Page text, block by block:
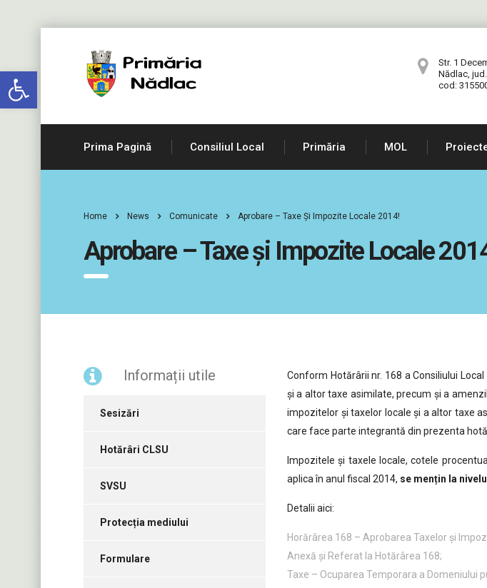
Deschide bara de unelte
Str. 1
Nădlac,
cod:
Prima Pagină Consiliul Local Primăria MOL
Home News Comunicate Aprobare – Taxe Şi Impozite Locale 2014!
Aprobare – Taxe şi Impozite Locale
Conform Hotărârii nr. 168 a Consiliului
şi a altor taxe asimilate, precum şi a
impozitelor şi taxelor locale şi a altor taxe
care face parte integrantă din prezenta
Impozitele şi taxele locale, cotele
aplica în anul fiscal 2014, se mențin la
Detalii aici:
Horărârea 168 – Aprobarea Taxelor şi
Anexă şi Referat la Hotărârea 168;
Taxe – Ocuparea Temporara a Domeniului
Informații utile
Sesizări
Hotărâri CLSU
SVSU
Protecția mediului
Formulare